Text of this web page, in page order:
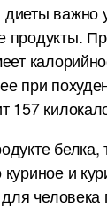
важно
продукты.
при
157
белка,
и
человека